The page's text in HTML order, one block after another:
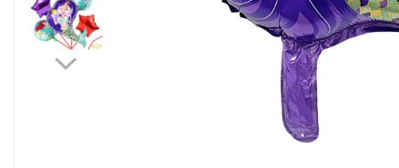
Ustensile pentru Bucătărie
Veselă pentru Masă
Articole pentru Casa si Curatenie